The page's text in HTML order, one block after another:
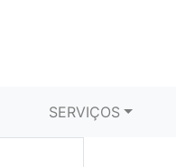
SERVIÇOS